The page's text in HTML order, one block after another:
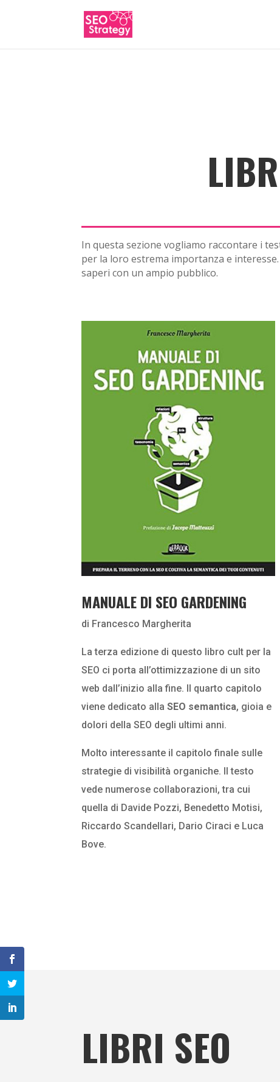
In questa sezione vogliamo raccontare i
per la loro estrema importanza e
saperi con un ampio pubblico.
MANUALE DI SEO GARDENING
di Francesco Margherita
La terza edizione di questo libro cult per la
SEO ci porta all’ottimizzazione di un sito
web dall’inizio alla fine. Il quarto capitolo
viene dedicato allaSEO semantica, gioia e
dolori della SEO degli ultimi anni.
Molto interessante il capitolo finale sulle
strategie di visibilità organiche. Il testo
vede numerose collaborazioni, tra cui
quella di Davide Pozzi, Benedetto Motisi,
Riccardo Scandellari, Dario Ciraci e Luca
Bove.
LIBRI SEO